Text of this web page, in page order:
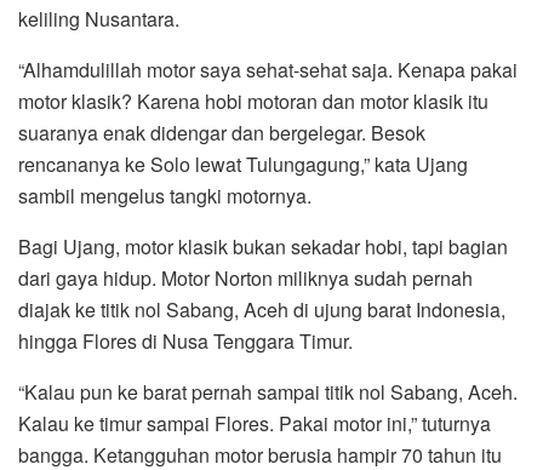
keliling Nusantara.
“Alhamdulillah motor saya sehat-sehat saja. Kenapa pakai
motor klasik? Karena hobi motoran dan motor klasik itu
suaranya enak didengar dan bergelegar. Besok
rencananya ke Solo lewat Tulungagung,” kata Ujang
sambil mengelus tangki motornya.
Bagi Ujang, motor klasik bukan sekadar hobi, tapi bagian
dari gaya hidup. Motor Norton miliknya sudah pernah
diajak ke titik nol Sabang, Aceh di ujung barat Indonesia,
hingga Flores di Nusa Tenggara Timur.
“Kalau pun ke barat pernah sampai titik nol Sabang, Aceh.
Kalau ke timur sampai Flores. Pakai motor ini,” tuturnya
bangga. Ketangguhan motor berusia hampir 70 tahun itu